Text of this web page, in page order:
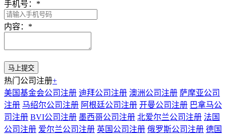
手机号： *
内容： *
热门公司注册+
美国基金会公司注册 迪拜公司注册 澳洲公司注册 萨摩亚公司
注册 马绍尔公司注册 阿根廷公司注册 开曼公司注册 巴拿马公
司注册 BVI公司注册 墨西哥公司注册 北爱尔兰公司注册 法国
公司注册 爱尔兰公司注册 英国公司注册 俄罗斯公司注册 德国